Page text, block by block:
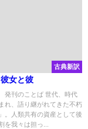
古典新訳
女と彼
刊のことば 世代、時代
れ、語り継がれてきた不朽
。人類共有の資産として後
を我々は担っ...